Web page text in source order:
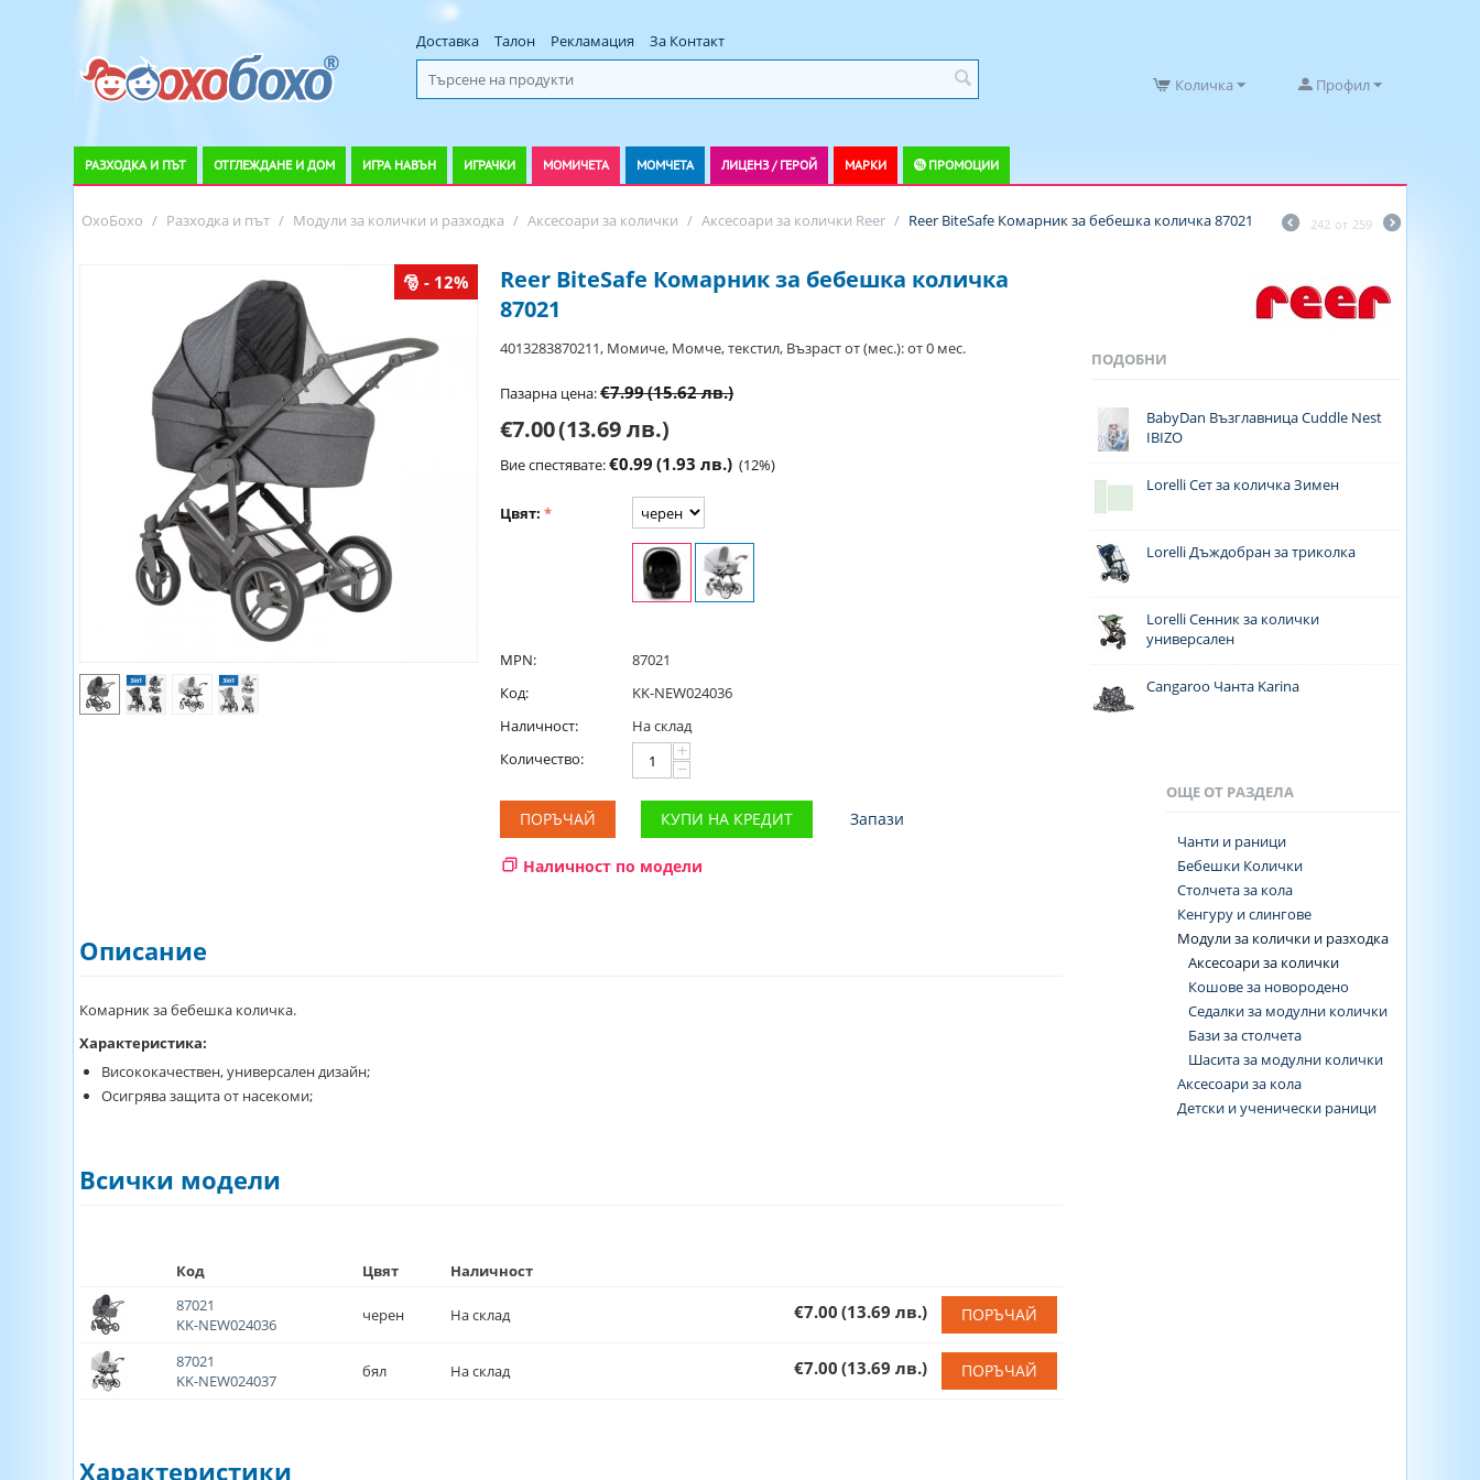
Доставка Талон Рекламация За Контакт
Профил
Количка
РАЗХОДКА И ПЪТ ОТГЛЕЖДАНЕ И ДОМ ИГРА НАВЪН ИГРАЧКИ МОМИЧЕТА МОМЧЕТА ЛИЦЕНЗ / ГЕРОЙ МАРКИ ПРОМОЦИИ
ОхоБохо / Разходка и път / Модули за колички и разходка / Аксесоари за колички / Аксесоари за колички Reer / Reer BiteSafe Комарник за бебешка количка 87021 242 от 259
- 12%
Reer BiteSafe Комарник за бебешка количка
87021
4013283870211, Момиче, Момче, текстил, Възраст от (мес.): от 0 мес.
Пазарна цена:€7.99(15.62 лв.)
€7.00(13.69 лв.)
Вие спестявате:€0.99 (1.93 лв.) (12%)
Цвят:
MPN:
87021
Код:
KK-NEW024036
Наличност:
На склад
Количество:
+
−
ПОРЪЧАЙ КУПИ НА КРЕДИТ Запази
Наличност по модели
Описание
Комарник за бебешка количка.
Характеристика:
Висококачествен, универсален дизайн;
Осигрява защита от насекоми;
Всички модели
Код Цвят
Наличност
87021
KK-NEW024036
черен На склад €7.00 (13.69 лв.) ПОРЪЧАЙ
87021
KK-NEW024037
бял На склад €7.00 (13.69 лв.) ПОРЪЧАЙ
Характеристики
ПОДОБНИ
BabyDan Възглавница Cuddle Nest
IBIZO
Lorelli Сет за количка Зимен
Lorelli Дъждобран за триколка
Lorelli Сенник за колички
универсален
Cangaroo Чанта Karina
ОЩЕ ОТ РАЗДЕЛА
Чанти и раници
Бебешки Колички
Столчета за кола
Кенгуру и слингове
Модули за колички и разходка
Аксесоари за колички
Кошове за новородено
Седалки за модулни колички
Бази за столчета
Шасита за модулни колички
Аксесоари за кола
Детски и ученически раници